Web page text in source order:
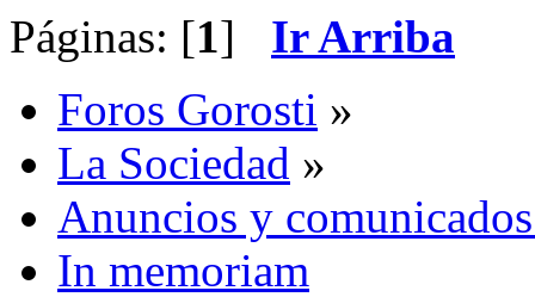
Páginas: [1] Ir Arriba
Foros Gorosti »
La Sociedad »
Anuncios y
In memoriam